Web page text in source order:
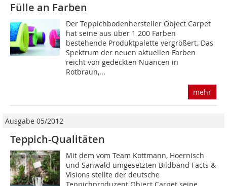
Fülle an Farben
Der Teppichbodenhersteller Object Carpet
hat seine aus über 1 200 Farben
bestehende Produktpalette vergrößert. Das
Spektrum der neuen aktuellen Farben
reicht von gedeckten Nuancen in
Rotbraun,...
mehr
Ausgabe 05/2012
Teppich-Qualitäten
Mit dem vom Team Kottmann, Hoernisch
und Sanwald umgesetzten Bildband Facts &
Visions stellte der deutsche